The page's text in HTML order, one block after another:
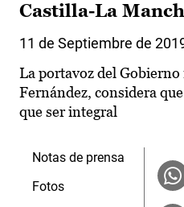
Castilla-La
11 de Septiembre de
La portavoz del
Fernández, considera
que ser integral
Notas de prensa
Fotos